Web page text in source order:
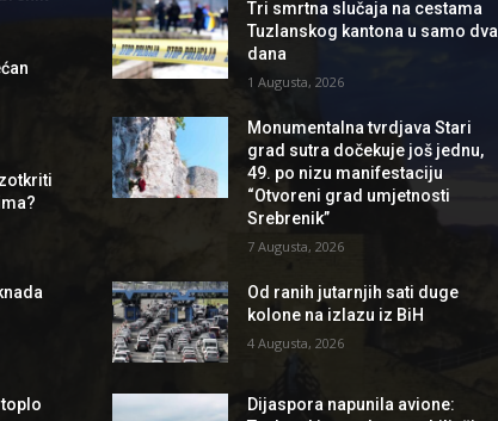
Tri smrtna slučaja na cestama
Tuzlanskog kantona u samo dva
dana
1 Augusta, 2026
Monumentalna tvrdjava Stari
grad sutra dočekuje još jednu,
49. po nizu manifestaciju
“Otvoreni grad umjetnosti
Srebrenik”
7 Augusta, 2026
Od ranih jutarnjih sati duge
kolone na izlazu iz BiH
4 Augusta, 2026
Dijaspora napunila avione: